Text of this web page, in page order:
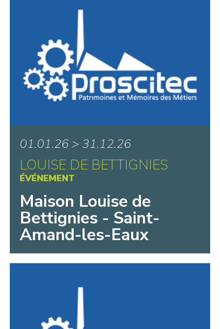
01.01.26 > 31.12.26
LOUISE DE BETTIGNIES
ÉVÉNEMENT
Maison Louise de
Bettignies - Saint-
Amand-les-Eaux